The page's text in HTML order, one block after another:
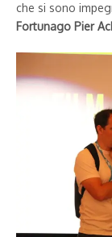
che si sono
Fortunago Pier